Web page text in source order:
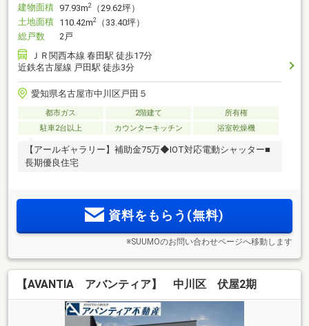
建物面積 97.93m2
（29.62坪）
土地面積 110.42m2
（33.40坪）
総戸数
2戸
ＪＲ関西本線 春田駅 徒歩17分
近鉄名古屋線 戸田駅 徒歩3分
愛知県名古屋市中川区戸田５
都市ガス 2階建て
所有権
駐車2台以上
カウンターキッチン 浴室乾燥機
【アールギャラリー】補助金75万◆IOT対応電動シャッター■
長期優良住宅
資料をもらう(無料)
※SUUMOのお問い合わせページへ移動します
【AVANTIA アバンティア】 中川区 伏屋2期